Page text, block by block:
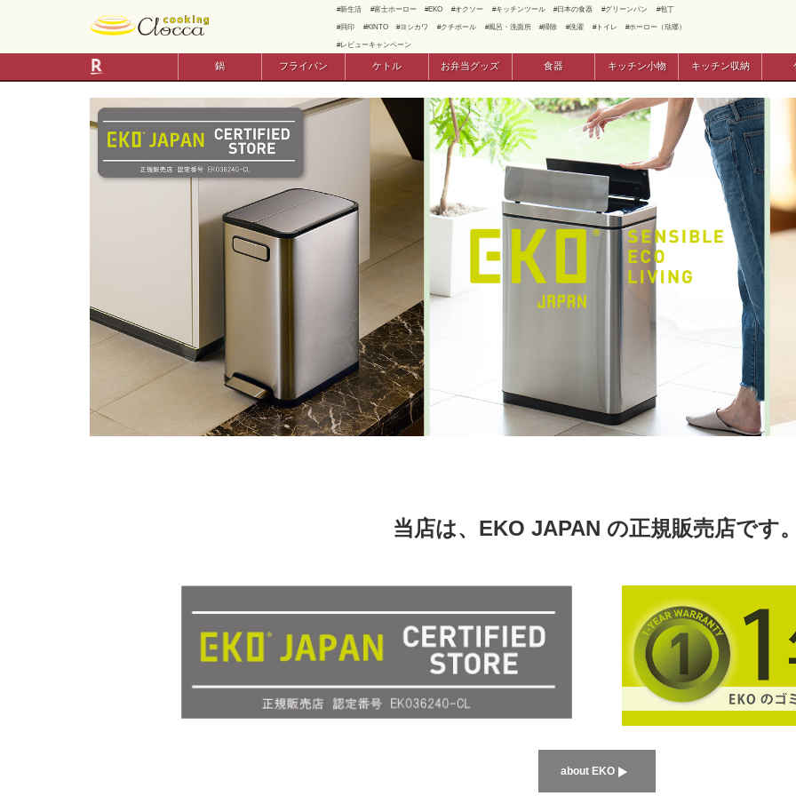
新生活 富士ホーロー EKO オクソー キッチンツール 日本の食器 グリーンパン
包丁
貝印
KINTO ヨシカワ クチポール 風呂・洗面所 掃除 洗濯 トイレ
ホーロー（琺瑯）
レビューキャンペーン
鍋 フライパン ケトル お弁当グッズ 食器 キッチン小物 キッチン収納
当店は、EKO JAPAN の正規販売店です
about EKO